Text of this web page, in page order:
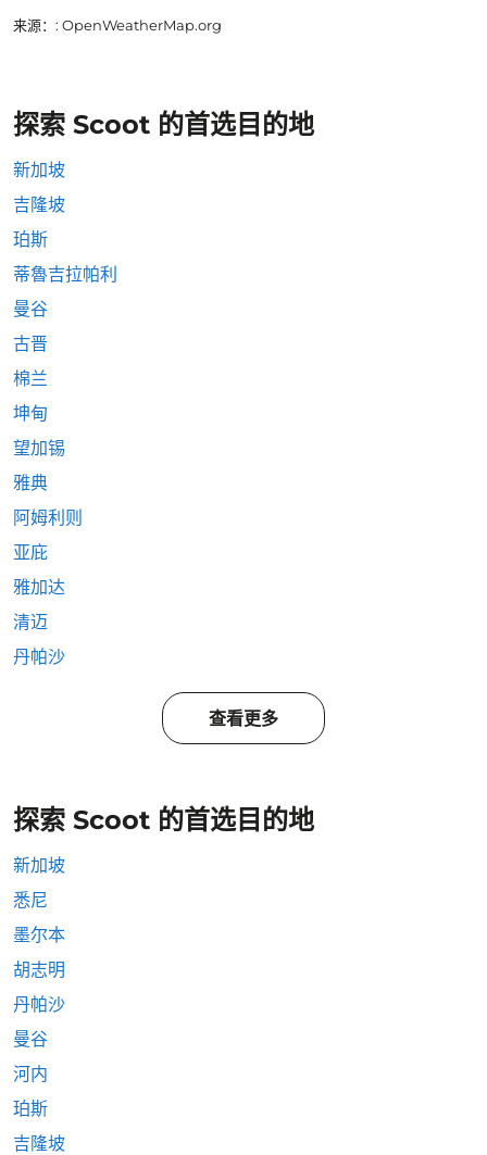
来源： : OpenWeatherMap.org
探索 Scoot 的首选目的地
新加坡
吉隆坡
珀斯
蒂魯吉拉帕利
曼谷
古晋
棉兰
坤甸
望加锡
雅典
阿姆利则
亚庇
雅加达
清迈
丹帕沙
查看更多
探索 Scoot 的首选目的地
新加坡
悉尼
墨尔本
胡志明
丹帕沙
曼谷
河内
珀斯
吉隆坡